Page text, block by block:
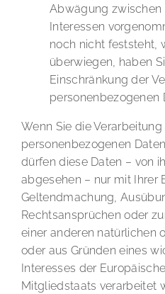
Abwägung zwischen
Interessen
noch nicht feststeht,
überwiegen, haben
Einschränkung der
personenbezogenen
Wenn Sie die Verarbeitung
personenbezogenen
dürfen diese Daten – von
abgesehen – nur mit Ihrer
Geltendmachung,
Rechtsansprüchen oder
einer anderen natürlichen
oder aus Gründen eines
Interesses der
Mitgliedstaats verarbeitet